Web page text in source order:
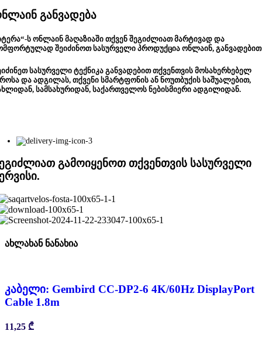
განვადება
ს ონლაინ მაღაზიაში თქვენ შეგიძლიათ მარტივად და
შეიძინოთ სასურველი პროდუქცია ონლაინ,
სასურველი ტექნიკა განვადებით თქვენთვის მოსახერხებელ
და ადგილას, თქვენი სმარტფონის ან ნოუთბუქის საშუალებით,
სამსახურიდან, საქართველოს ნებისმიერი ადგილიდან.
გამოიყენოთ თქვენთვის სასურველი
ახლახან ნანახია
კაბელი: Gembird CC-DP2-6 4K/60Hz DisplayPort
Cable 1.8m
11,25 ₾